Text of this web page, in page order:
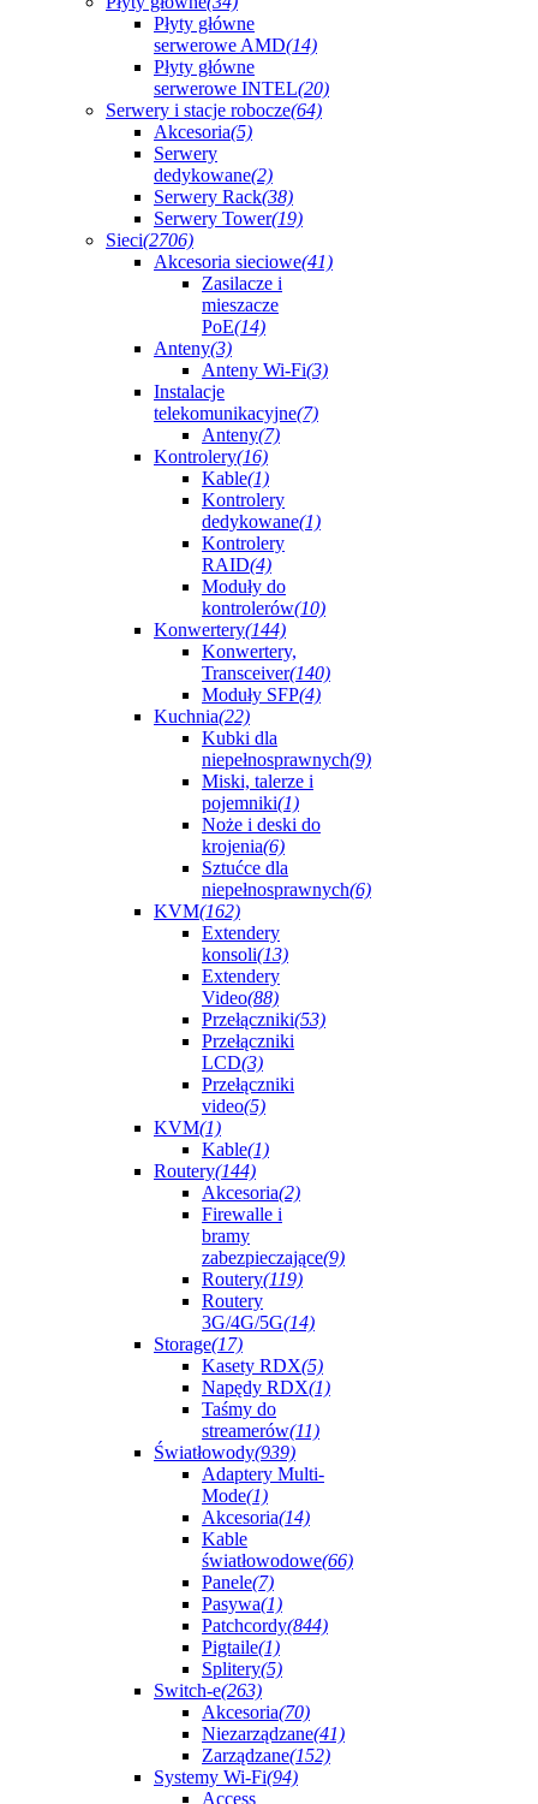
Płyty główne
serwerowe AMD(14)
Płyty główne
serwerowe INTEL(20)
Serwery i stacje robocze(64)
Akcesoria(5)
Serwery
dedykowane(2)
Serwery Rack(38)
Serwery Tower(19)
Sieci(2706)
Akcesoria sieciowe(41)
Zasilacze i
mieszacze
PoE(14)
Anteny(3)
Anteny Wi-Fi(3)
Instalacje
telekomunikacyjne(7)
Anteny(7)
Kontrolery(16)
Kable(1)
Kontrolery
dedykowane(1)
Kontrolery
RAID(4)
Moduły do
kontrolerów(10)
Konwertery(144)
Konwertery,
Transceiver(140)
Moduły SFP(4)
Kuchnia(22)
Kubki dla
niepełnosprawnych(9)
Miski, talerze i
pojemniki(1)
Noże i deski do
krojenia(6)
Sztućce dla
niepełnosprawnych(6)
KVM(162)
Extendery
konsoli(13)
Extendery
Video(88)
Przełączniki(53)
Przełączniki
LCD(3)
Przełączniki
video(5)
KVM(1)
Kable(1)
Routery(144)
Akcesoria(2)
Firewalle i
bramy
zabezpieczające(9)
Routery(119)
Routery
3G/4G/5G(14)
Storage(17)
Kasety RDX(5)
Napędy RDX(1)
Taśmy do
streamerów(11)
Światłowody(939)
Adaptery Multi-
Mode(1)
Akcesoria(14)
Kable
światłowodowe(66)
Panele(7)
Pasywa(1)
Patchcordy(844)
Pigtaile(1)
Splitery(5)
Switch-e(263)
Akcesoria(70)
Niezarządzane(41)
Zarządzane(152)
Systemy Wi-Fi(94)
Access